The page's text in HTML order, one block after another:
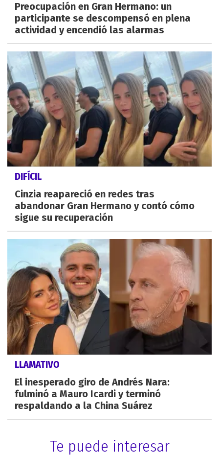
Preocupación en Gran Hermano: un
participante se descompensó en plena
actividad y encendió las alarmas
DIFÍCIL
Cinzia reapareció en redes tras
abandonar Gran Hermano y contó cómo
sigue su recuperación
LLAMATIVO
El inesperado giro de Andrés Nara:
fulminó a Mauro Icardi y terminó
respaldando a la China Suárez
Te puede interesar